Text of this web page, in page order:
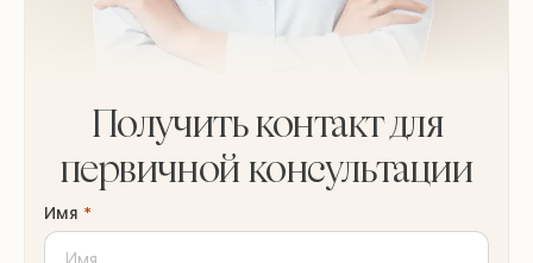
Получить контакт для
первичной консультации
Имя *